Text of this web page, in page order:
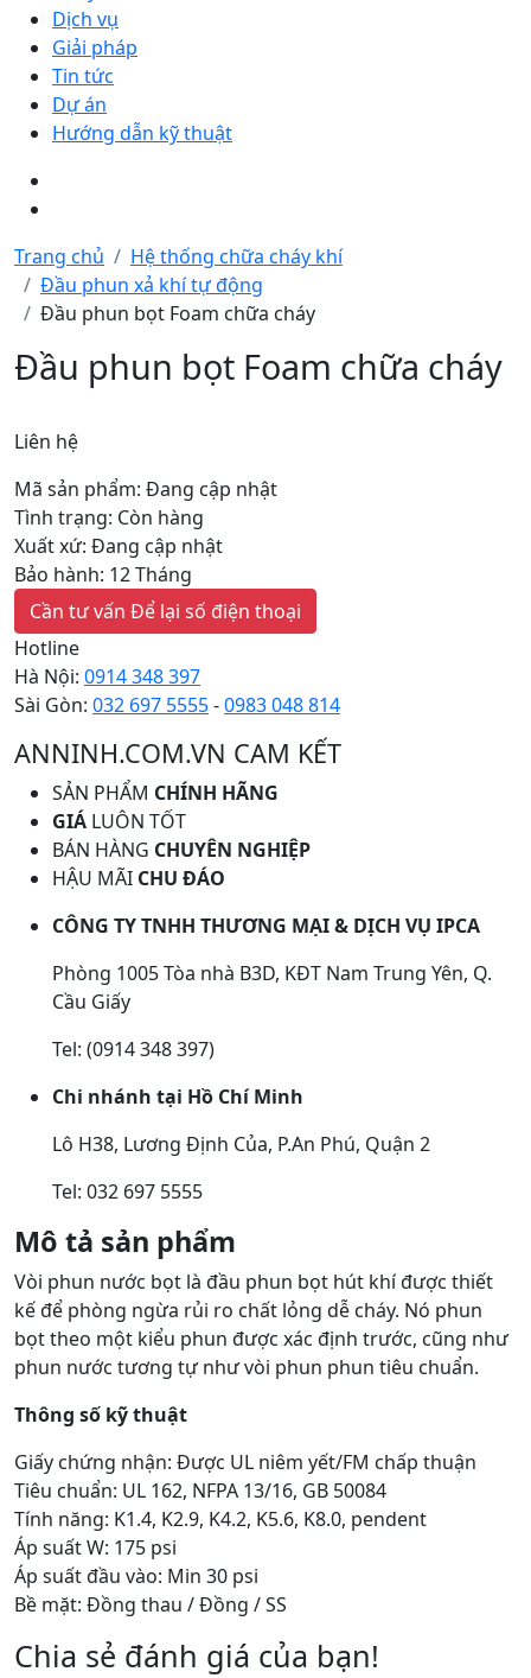
Dịch vụ
Giải pháp
Tin tức
Dự án
Hướng dẫn kỹ thuật
Trang chủ
Hệ thống chữa cháy khí
Đầu phun xả khí tự động
Đầu phun bọt Foam chữa cháy
Đầu phun bọt Foam chữa cháy
Liên hệ
Mã sản phẩm: Đang cập nhật
Tình trạng: Còn hàng
Xuất xứ: Đang cập nhật
Bảo hành: 12 Tháng
Cần tư vấn Để lại số điện thoại
Hotline
Hà Nội: 0914 348 397
Sài Gòn: 032 697 5555-0983 048 814
ANNINH.COM.VN CAM KẾT
SẢN PHẨM CHÍNH HÃNG
GIÁ LUÔN TỐT
BÁN HÀNG CHUYÊN NGHIỆP
HẬU MÃI CHU ĐÁO
CÔNG TY TNHH THƯƠNG MẠI & DỊCH VỤ IPCA
Phòng 1005 Tòa nhà B3D, KĐT Nam Trung Yên, Q.
Cầu Giấy
Tel: (0914 348 397)
Chi nhánh tại Hồ Chí Minh
Lô H38, Lương Định Của, P.An Phú, Quận 2
Tel: 032 697 5555
Mô tả sản phẩm
Vòi phun nước bọt là đầu phun bọt hút khí được thiết
kế để phòng ngừa rủi ro chất lỏng dễ cháy. Nó phun
bọt theo một kiểu phun được xác định trước, cũng như
phun nước tương tự như vòi phun phun tiêu chuẩn.
Thông số kỹ thuật
Giấy chứng nhận: Được UL niêm yết/FM chấp thuận
Tiêu chuẩn: UL 162, NFPA 13/16, GB 50084
Tính năng: K1.4, K2.9, K4.2, K5.6, K8.0, pendent
Áp suất W: 175 psi
Áp suất đầu vào: Min 30 psi
Bề mặt: Đồng thau / Đồng / SS
Chia sẻ đánh giá của bạn!